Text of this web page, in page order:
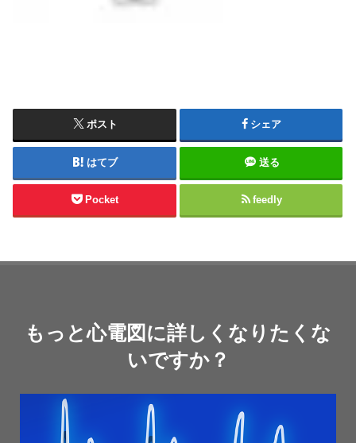
ポスト シェア
はてブ 送る
Pocket feedly
もっと心電図に詳しくなりたくな
いですか？